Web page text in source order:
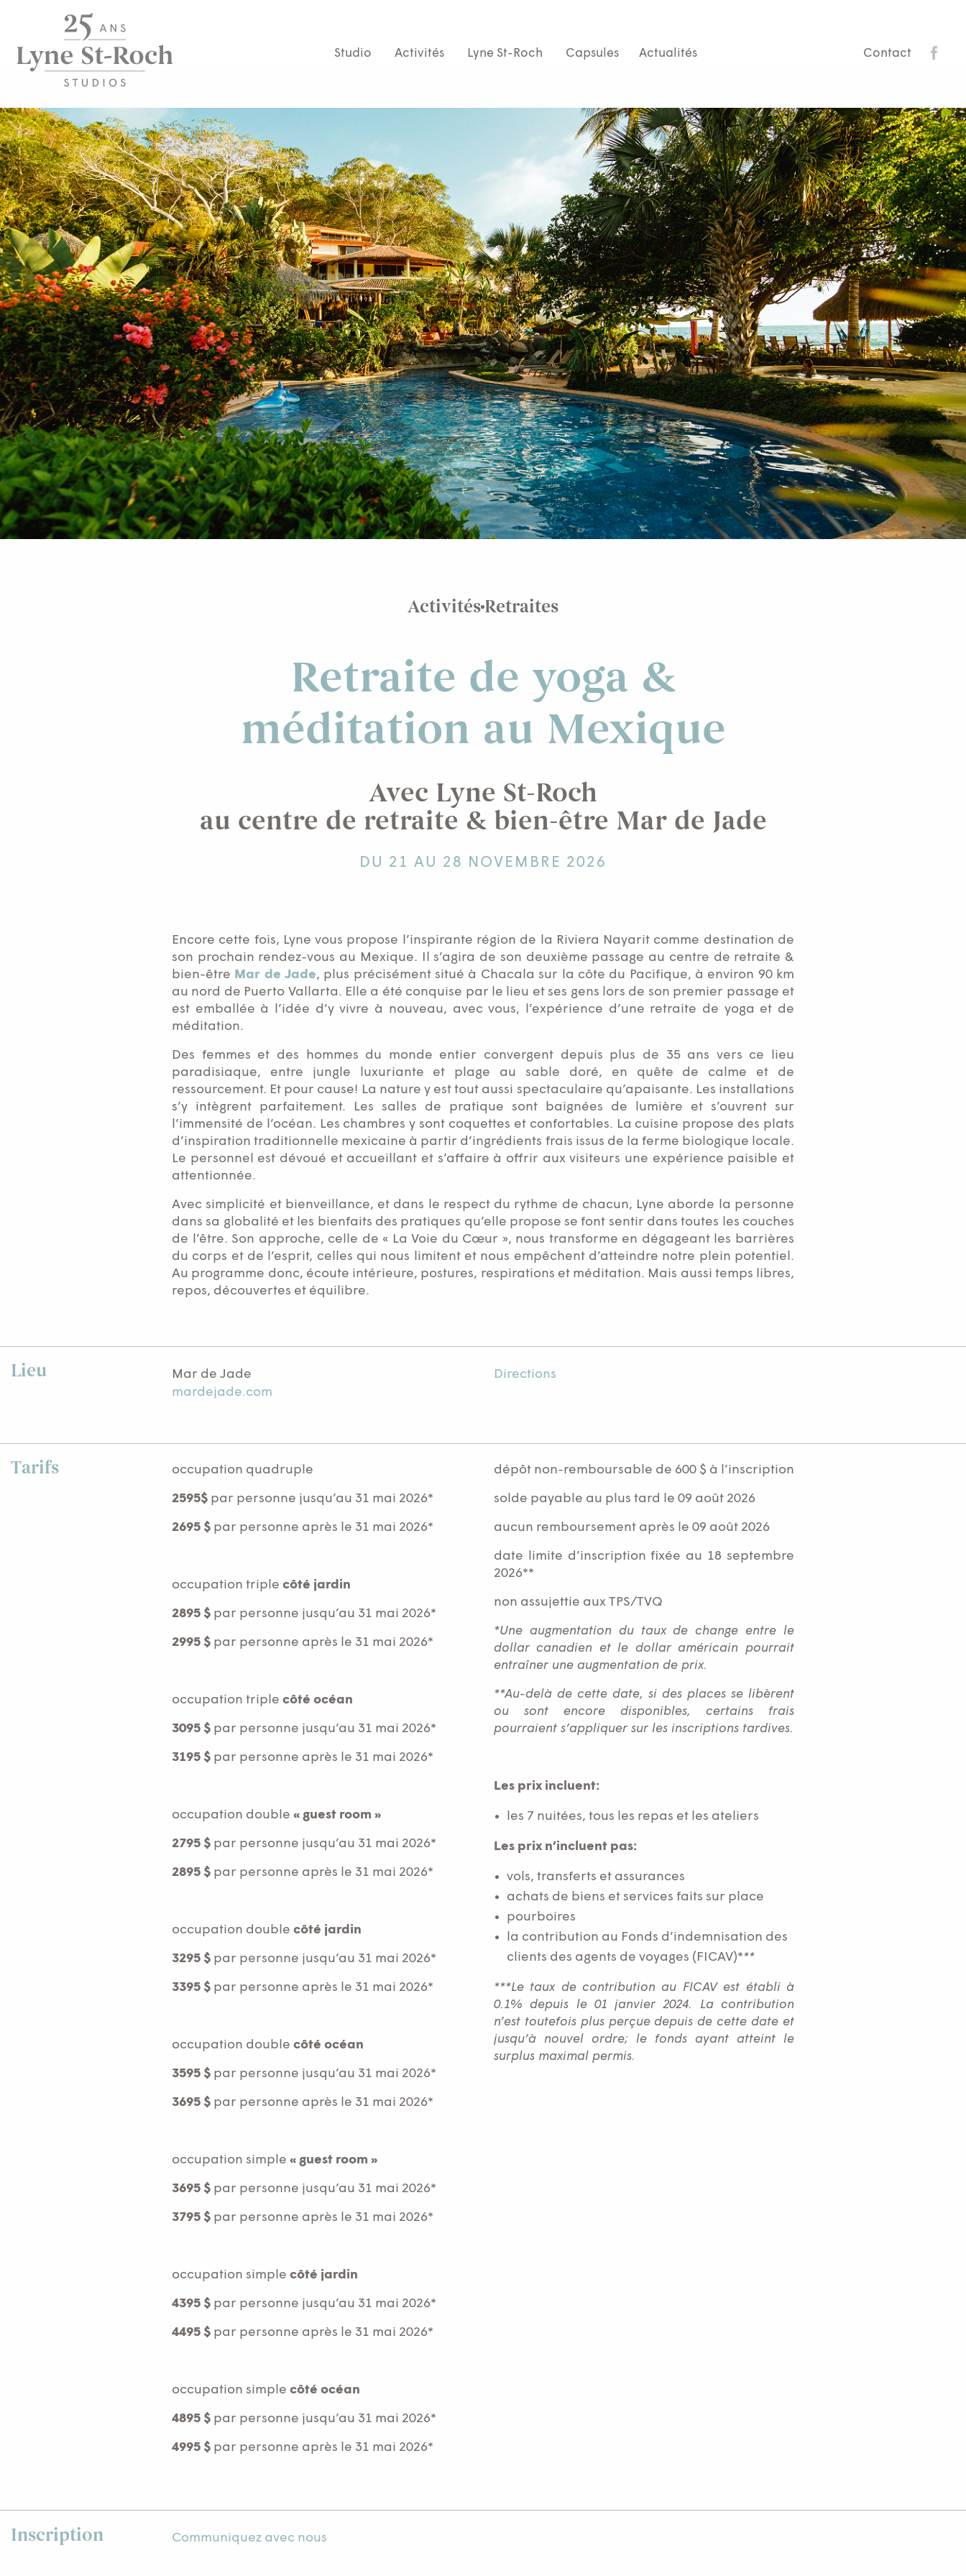
Contact
Studio Activités Lyne St-Roch Capsules Actualités
Activités Retraites
Retraite de yoga &
méditation au Mexique
Avec Lyne St-Roch
au centre de retraite & bien-être Mar de Jade
DU 21 AU 28 NOVEMBRE 2026
Encore cette fois, Lyne vous propose l’inspirante région de la Riviera Nayarit comme destination de
son prochain rendez-vous au Mexique. Il s’agira de son deuxième passage au centre de retraite &
bien-être Mar de Jade, plus précisément situé à Chacala sur la côte du Pacifique, à environ 90 km
au nord de Puerto Vallarta. Elle a été conquise par le lieu et ses gens lors de son premier passage et
est emballée à l’idée d’y vivre à nouveau, avec vous, l’expérience d’une retraite de yoga et de
méditation.
Des femmes et des hommes du monde entier convergent depuis plus de 35 ans vers ce lieu
paradisiaque, entre jungle luxuriante et plage au sable doré, en quête de calme et de
ressourcement. Et pour cause! La nature y est tout aussi spectaculaire qu’apaisante. Les installations
s’y intègrent parfaitement. Les salles de pratique sont baignées de lumière et s’ouvrent sur
l’immensité de l’océan. Les chambres y sont coquettes et confortables. La cuisine propose des plats
d’inspiration traditionnelle mexicaine à partir d’ingrédients frais issus de la ferme biologique locale.
Le personnel est dévoué et accueillant et s’affaire à offrir aux visiteurs une expérience paisible et
attentionnée.
Avec simplicité et bienveillance, et dans le respect du rythme de chacun, Lyne aborde la personne
dans sa globalité et les bienfaits des pratiques qu’elle propose se font sentir dans toutes les couches
de l’être. Son approche, celle de « La Voie du Cœur », nous transforme en dégageant les barrières
du corps et de l’esprit, celles qui nous limitent et nous empêchent d’atteindre notre plein potentiel.
Au programme donc, écoute intérieure, postures, respirations et méditation. Mais aussi temps libres,
repos, découvertes et équilibre.
Lieu
Mar de Jade
mardejade.com
Directions
Tarifs occupation quadruple
2595$ par personne jusqu’au 31 mai 2026*
2695 $ par personne après le 31 mai 2026*
occupation triple côté jardin
2895 $ par personne jusqu’au 31 mai 2026*
2995 $ par personne après le 31 mai 2026*
occupation triple côté océan
3095 $ par personne jusqu’au 31 mai 2026*
3195 $ par personne après le 31 mai 2026*
occupation double « guest room »
2795 $ par personne jusqu’au 31 mai 2026*
2895 $ par personne après le 31 mai 2026*
occupation double côté jardin
3295 $ par personne jusqu’au 31 mai 2026*
3395 $ par personne après le 31 mai 2026*
occupation double côté océan
3595 $ par personne jusqu’au 31 mai 2026*
3695 $ par personne après le 31 mai 2026*
occupation simple « guest room »
3695 $ par personne jusqu’au 31 mai 2026*
3795 $ par personne après le 31 mai 2026*
occupation simple côté jardin
4395 $ par personne jusqu’au 31 mai 2026*
4495 $ par personne après le 31 mai 2026*
occupation simple côté océan
4895 $ par personne jusqu’au 31 mai 2026*
4995 $ par personne après le 31 mai 2026*
dépôt non-remboursable de 600 $ à l’inscription
solde payable au plus tard le 09 août 2026
aucun remboursement après le 09 août 2026
date limite d’inscription fixée au 18 septembre
2026**
non assujettie aux TPS/TVQ
*Une augmentation du taux de change entre le
dollar canadien et le dollar américain pourrait
entraîner une augmentation de prix.
**Au-delà de cette date, si des places se libèrent
ou sont encore disponibles, certains frais
pourraient s’appliquer sur les inscriptions tardives.
Les prix incluent:
les 7 nuitées, tous les repas et les ateliers
Les prix n’incluent pas:
vols, transferts et assurances
achats de biens et services faits sur place
pourboires
la contribution au Fonds d’indemnisation des
clients des agents de voyages (FICAV)***
***Le taux de contribution au FICAV est établi à
0.1% depuis le 01 janvier 2024. La contribution
n’est toutefois plus perçue depuis de cette date et
jusqu’à nouvel ordre; le fonds ayant atteint le
surplus maximal permis.
Inscription Communiquez avec nous